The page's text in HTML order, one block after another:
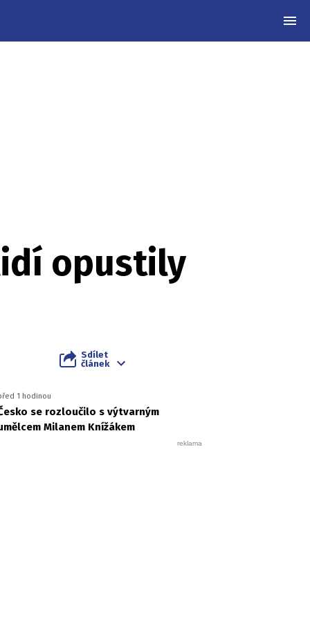
opustily
Sdílet
článek
1 hodinou
se rozloučilo s výtvarným
Milanem Knížákem